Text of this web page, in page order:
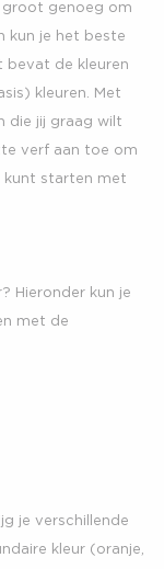
genoeg om
kun je het beste
bevat de kleuren
kleuren. Met
die jij graag wilt
verf aan toe om
kunt starten met
Hieronder kun je
met de
je verschillende
kleur (oranje,